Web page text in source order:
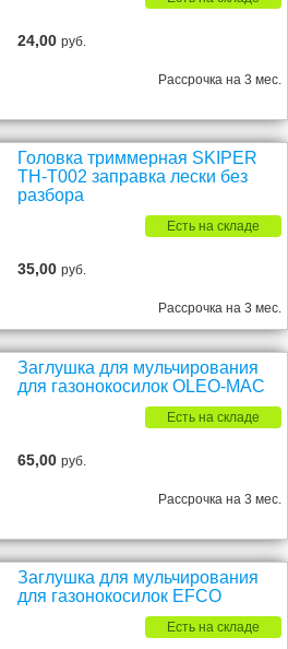
24,00руб.
Рассрочка на 3 мес.
Головка триммерная SKIPER
TH-T002 заправка лески без
разбора
Есть на складе
35,00руб.
Рассрочка на 3 мес.
Заглушка для мульчирования
для газонокосилок OLEO-MAC
Есть на складе
65,00руб.
Рассрочка на 3 мес.
Заглушка для мульчирования
для газонокосилок EFCO
Есть на складе